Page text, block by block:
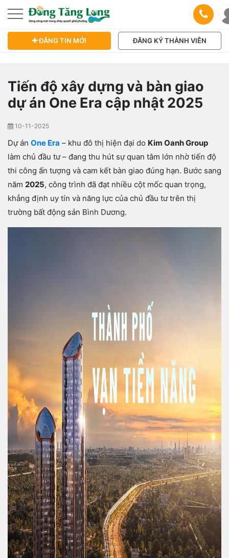
ĐĂNG TIN MỚI ĐĂNG KÝ THÀNH VIÊN
Tiến độ xây dựng và bàn giao
dự án One Era cập nhật 2025
10-11-2025
Dự án One Era – khu đô thị hiện đại do Kim Oanh Group
làm chủ đầu tư – đang thu hút sự quan tâm lớn nhờ tiến độ
thi công ấn tượng và cam kết bàn giao đúng hạn. Bước sang
năm 2025, công trình đã đạt nhiều cột mốc quan trọng,
khẳng định uy tín và năng lực của chủ đầu tư trên thị
trường bất động sản Bình Dương.